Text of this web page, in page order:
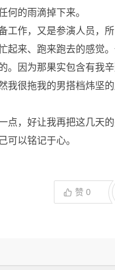
何的雨滴掉下来。
工作，又是参演人员，
起来、跑来跑去的感觉
。因为那果实包含有我
很拖我的男搭档炜坚
点，好让我再把这几天
可以铭记于心。
赞 0